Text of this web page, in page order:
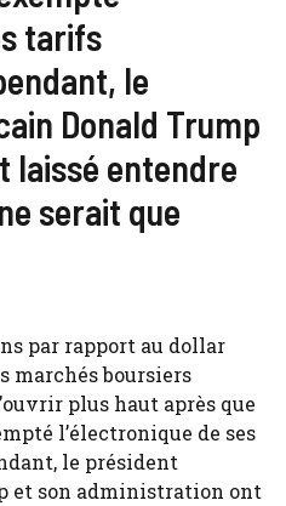
tarifs
le
Donald Trump
laissé entendre
serait que
par rapport au dollar
marchés boursiers
plus haut après que
l’électronique de ses
le président
et son administration ont